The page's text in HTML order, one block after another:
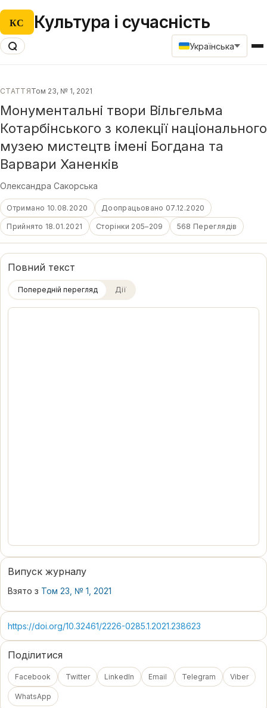
КС Культура і сучасність
Українська
СТАТТЯТом 23, № 1, 2021
Монументальні твори Вільгельма
Котарбінського з колекції національного
музею мистецтв імені Богдана та
Варвари Ханенків
Олександра Сакорська
Отримано 10.08.2020 Доопрацьовано 07.12.2020
Прийнято 18.01.2021 Сторінки 205–209 568 Переглядів
Повний текст
Попередній перегляд Дії
Випуск журналу
Взято з Том 23, № 1, 2021
https://doi.org/10.32461/2226-0285.1.2021.238623
Поділитися
Facebook Twitter LinkedIn Email Telegram Viber
WhatsApp